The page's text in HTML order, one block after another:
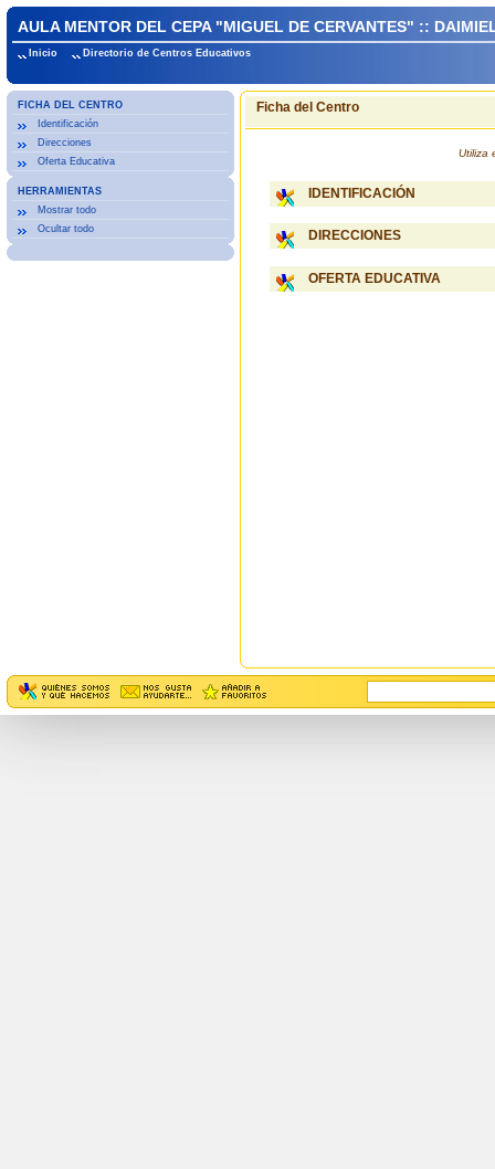
AULA MENTOR DEL CEPA "MIGUEL DE CERVANTES" ::
Inicio Directorio de Centros Educativos
FICHA DEL CENTRO
Identificación
Direcciones
Oferta Educativa
HERRAMIENTAS
Mostrar todo
Ocultar todo
Ficha del Centro
Utiliza
IDENTIFICACIÓN
DIRECCIONES
OFERTA EDUCATIVA